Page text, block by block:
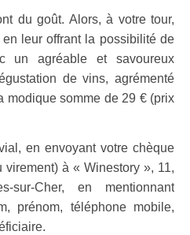
du goût. Alors, à votre tour,
leur offrant la possibilité de
un agréable et savoureux
tion de vins, agrémenté
modique somme de 29 € (prix
en envoyant votre chèque
virement) à « Winestory », 11,
sur-Cher, en mentionnant
prénom, téléphone mobile,